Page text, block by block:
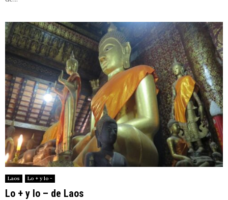
Laos Lo + y lo -
Lo + y lo – de Laos